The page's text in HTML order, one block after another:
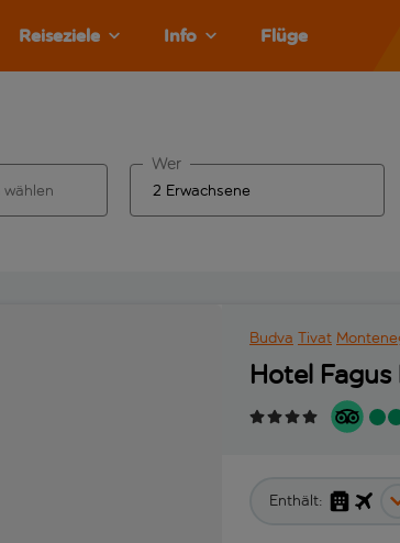
Reiseziele Info Flüge
wählen
Wer
Budva Tivat
Hotel
Enthält: